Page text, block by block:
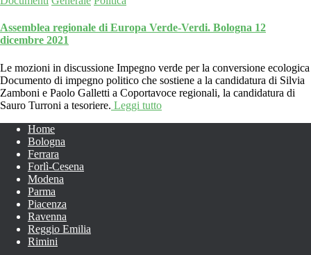
Assemblea regionale di Europa Verde-Verdi. Bologna 12
dicembre 2021
Le mozioni in discussione Impegno verde per la conversione ecologica
Documento di impegno politico che sostiene a la candidatura di Silvia
Zamboni e Paolo Galletti a Coportavoce regionali, la candidatura di
Sauro Turroni a tesoriere. Leggi tutto
Home
Bologna
Ferrara
Forlì-Cesena
Modena
Parma
Piacenza
Ravenna
Reggio Emilia
Rimini